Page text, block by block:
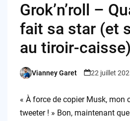
Grok’n’roll –
fait sa star (et
au tiroir-caisse)
Posted
Vianney Garet 22 juillet
« À force de copier Musk, mon
tweeter ! » Bon, maintenant